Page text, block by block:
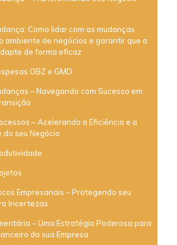
Como lidar com as mudanças
ambiente de negócios e garantir que a
de forma eficaz
OBZ e GMD
– Navegando com Sucesso em
– Acelerando a Eficiência e a
seu Negócio
Empresariais – Protegendo seu
Incertezas
– Uma Estratégia Poderosa para
da sua Empresa